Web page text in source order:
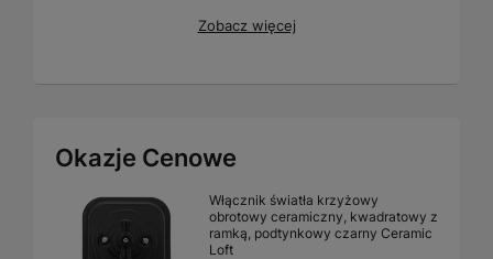
Zobacz więcej
Okazje Cenowe
Włącznik światła krzyżowy
obrotowy ceramiczny, kwadratowy z
ramką, podtynkowy czarny Ceramic
Loft